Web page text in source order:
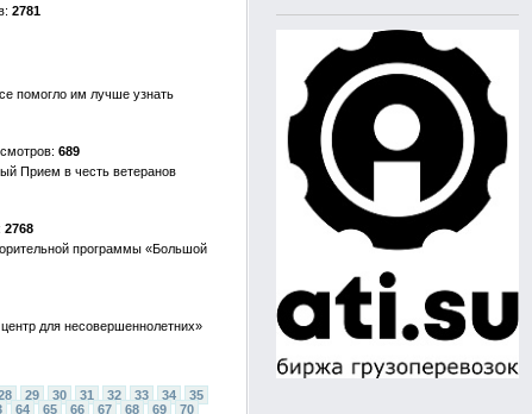
2781
помогло им лучше узнать
689
Прием в честь ветеранов
2768
программы «Большой
для несовершеннолетних»
29 30 31 32 33 34
35
64 65 66 67 68 69
70